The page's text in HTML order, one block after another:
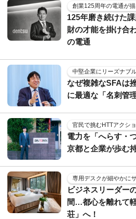
創業125周年の電通が
125年磨き続けた
財の才能を掛け合
の電通
中堅企業にリーズナブ
なぜ複雑なSFAは
に最適な「名刺管
官民で挑むHTTアクシ
電力を「へらす・
京都と企業が歩む
専用デスクが細やかに
ビジネスリーダー
間…都心を離れて
荘」へ！